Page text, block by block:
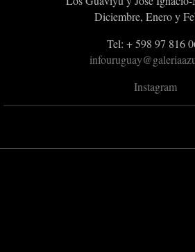
Diciembre, Enero y
Tel: + 598 97 816
Instagram